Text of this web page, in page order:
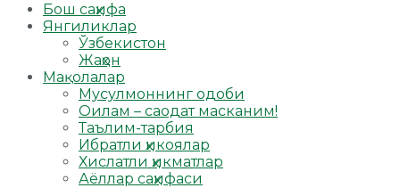
Бош саҳифа
Янгиликлар
Ўзбекистон
Жаҳон
Мақолалар
Мусулмоннинг одоби
Оилам – саодат масканим!
Таълим-тарбия
Ибратли ҳикоялар
Хислатли ҳикматлар
Аёллар саҳифаси